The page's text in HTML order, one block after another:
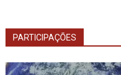
PARTICIPAÇÕES